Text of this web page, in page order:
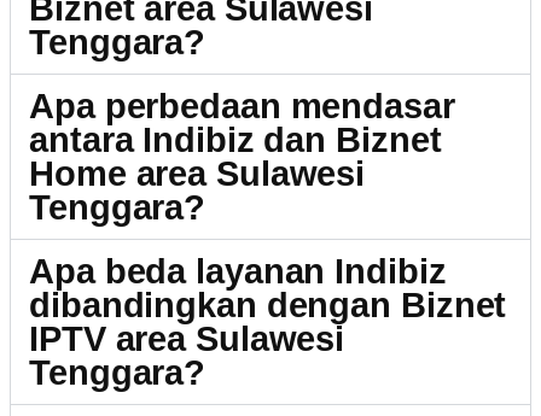
Biznet area Sulawesi
Tenggara?
Apa perbedaan mendasar
antara Indibiz dan Biznet
Home area Sulawesi
Tenggara?
Apa beda layanan Indibiz
dibandingkan dengan Biznet
IPTV area Sulawesi
Tenggara?